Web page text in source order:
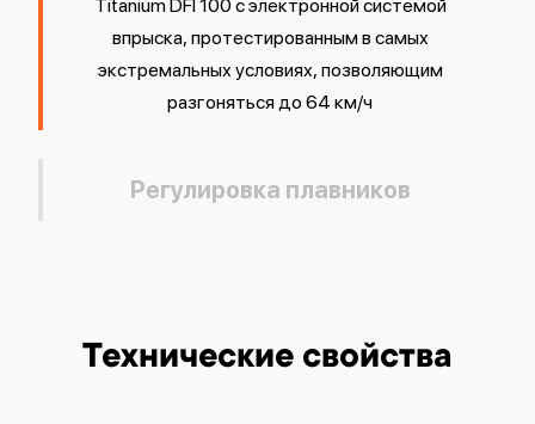
Titanium DFI 100 c электронной системой
впрыска, протестированным в самых
экстремальных условиях, позволяющим
разгоняться до 64 км/ч
Регулировка плавников
Технические свойства